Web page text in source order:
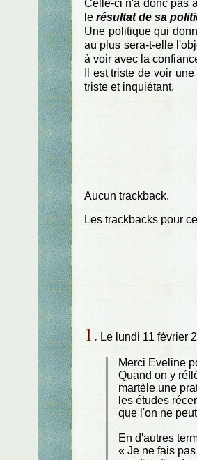
Celle-ci n'a donc pas
le résultat de sa
Une politique qui
au plus sera-t-elle
à voir avec la
Il est triste de voir
triste et inquiétant.
Aucun trackback.
Les trackbacks pour
1. Le lundi 11 février
Merci Eveline
Quand on y
martèle une
les études
que l'on ne
En d'autres
« Je ne fais